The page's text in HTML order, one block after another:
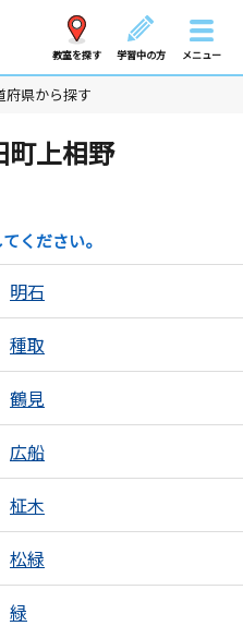
教室を探す 学習中の方 メニュー
府県から探す
町上相野
ください。
明石
種取
鶴見
広船
柾木
松緑
緑